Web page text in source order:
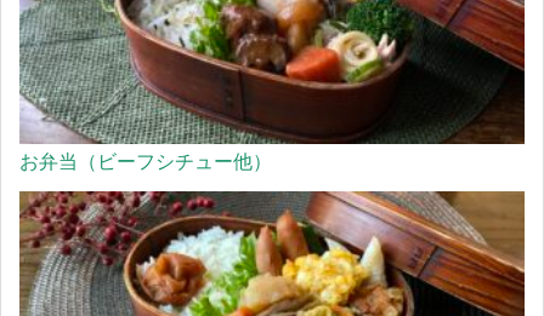
お弁当（ビーフシチュー他）